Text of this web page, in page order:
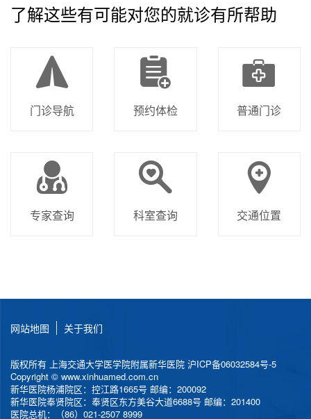
了解这些有可能对您的就诊有所帮助
门诊导航 预约体检 普通门诊
专家查询 科室查询 交通位置
网站地图 关于我们
版权所有 上海交通大学医学院附属新华医院 沪ICP备06032584号-5
Copyright © www.xinhuamed.com.cn
新华医院杨浦院区：控江路1665号 邮编：200092
新华医院奉贤院区：奉贤区东方美谷大道6688号 邮编：201400
医院总机：（86）021-2507 8999